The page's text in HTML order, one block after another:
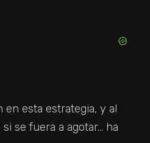
en esta estrategia, y al
se fuera a agotar… ha